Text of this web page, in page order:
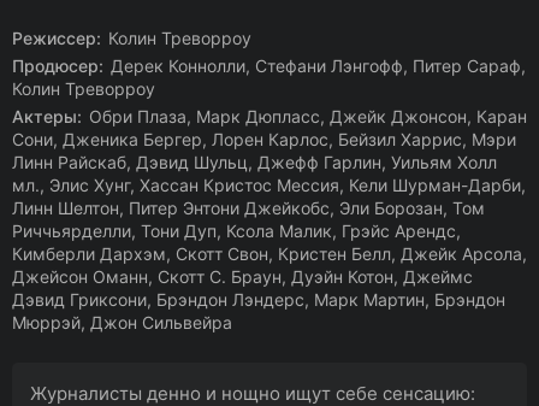
Режиссер: Колин Треворроу
Продюсер: Дерек Коннолли, Стефани Лэнгофф, Питер Сараф,
Колин Треворроу
Актеры: Обри Плаза, Марк Дюпласс, Джейк Джонсон, Каран
Сони, Дженика Бергер, Лорен Карлос, Бейзил Харрис, Мэри
Линн Райскаб, Дэвид Шульц, Джефф Гарлин, Уильям Холл
мл., Элис Хунг, Хассан Кристос Мессия, Кели Шурман-Дарби,
Линн Шелтон, Питер Энтони Джейкобс, Эли Борозан, Том
Риччьярделли, Тони Дуп, Ксола Малик, Грэйс Арендс,
Кимберли Дархэм, Скотт Свон, Кристен Белл, Джейк Арсола,
Джейсон Оманн, Скотт С. Браун, Дуэйн Котон, Джеймс
Дэвид Гриксони, Брэндон Лэндерс, Марк Мартин, Брэндон
Мюррэй, Джон Сильвейра
Журналисты денно и нощно ищут себе сенсацию: